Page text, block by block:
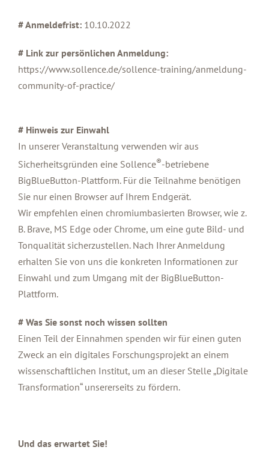
# Anmeldefrist: 10.10.2022
# Link zur persönlichen Anmeldung:
https://www.sollence.de/sollence-training/anmeldung-
community-of-practice/
# Hinweis zur Einwahl
In unserer Veranstaltung verwenden wir aus
Sicherheitsgründen eine Sollence®-betriebene
BigBlueButton-Plattform. Für die Teilnahme benötigen
Sie nur einen Browser auf Ihrem Endgerät.
Wir empfehlen einen chromiumbasierten Browser, wie z.
B. Brave, MS Edge oder Chrome, um eine gute Bild- und
Tonqualität sicherzustellen. Nach Ihrer Anmeldung
erhalten Sie von uns die konkreten Informationen zur
Einwahl und zum Umgang mit der BigBlueButton-
Plattform.
# Was Sie sonst noch wissen sollten
Einen Teil der Einnahmen spenden wir für einen guten
Zweck an ein digitales Forschungsprojekt an einem
wissenschaftlichen Institut, um an dieser Stelle „Digitale
Transformation“ unsererseits zu fördern.
Und das erwartet Sie!